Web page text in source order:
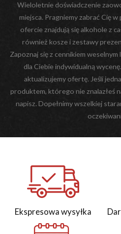
Wieloletnie doświadczenie
miejsca. Pragniemy zabrać Cię
ofercie znajdują się alkohole z
również kosze i zestawy
Zapoznaj się z cennikiem
dla Ciebie indywidualną
aktualizujemy ofertę. Jeśli
produktem, którego nie znalazłeś
napisz. Dopełnimy wszelkiej
Ekspresowa wysyłka